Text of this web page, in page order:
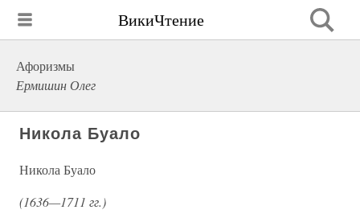
ВикиЧтение
Афоризмы
Ермишин Олег
Никола Буало
Никола Буало
(1636—1711 гг.)